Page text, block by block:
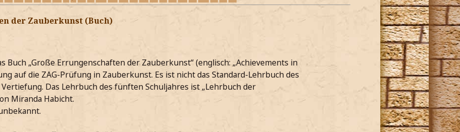
der Zauberkunst (Buch)
Buch „Große Errungenschaften der Zauberkunst“ (englisch: „Achievements in
auf die ZAG-Prüfung in Zauberkunst. Es ist nicht das Standard-Lehrbuch des
Das Lehrbuch des fünften Schuljahres ist „Lehrbuch der
Miranda Habicht.